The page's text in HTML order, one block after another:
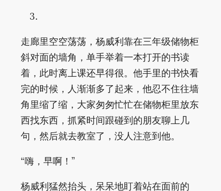
走廊里空空荡荡，杨威利靠在三年级储物柜
斜对面的墙角，单手举着一本打开的书读
着，此时离上课还早得很。他手里的书快看
完的时候，人渐渐多了起来，他忍不住往墙
角里缩了缩，大家匆匆忙忙在储物柜里放东
西找东西，抓紧时间跟碰到的朋友聊上几
句，然后就去教室了，没人注意到他。
“嗨，早啊！”
杨威利猛然抬头，呆呆地盯着站在面前的